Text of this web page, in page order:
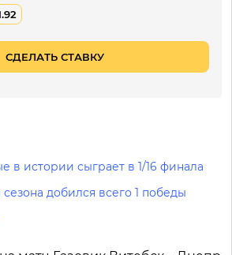
СДЕЛАТЬ СТАВКУ
в истории сыграет в 1/16 финала
добился всего 1 победы